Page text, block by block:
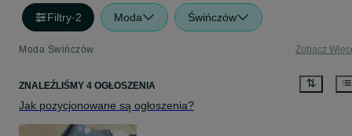
Filtry·2 Moda Świńczów
Moda Świńczów Zobacz
ZNALEŹLIŚMY 4 OGŁOSZENIA
Jak pozycjonowane są ogłoszenia?